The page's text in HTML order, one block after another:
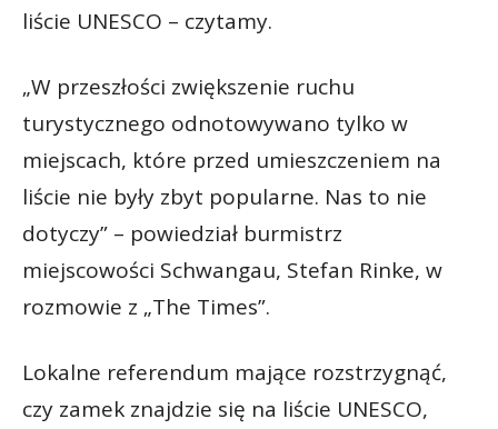
liście UNESCO – czytamy.
„W przeszłości zwiększenie ruchu
turystycznego odnotowywano tylko w
miejscach, które przed umieszczeniem na
liście nie były zbyt popularne. Nas to nie
dotyczy” – powiedział burmistrz
miejscowości Schwangau, Stefan Rinke, w
rozmowie z „The Times”.
Lokalne referendum mające rozstrzygnąć,
czy zamek znajdzie się na liście UNESCO,